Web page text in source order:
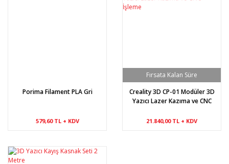
Porima Filament PLA Gri
579,60 TL + KDV
Creality 3D CP-01 Modüler 3D
Yazıcı Lazer Kazıma ve CNC
21.840,00 TL + KDV